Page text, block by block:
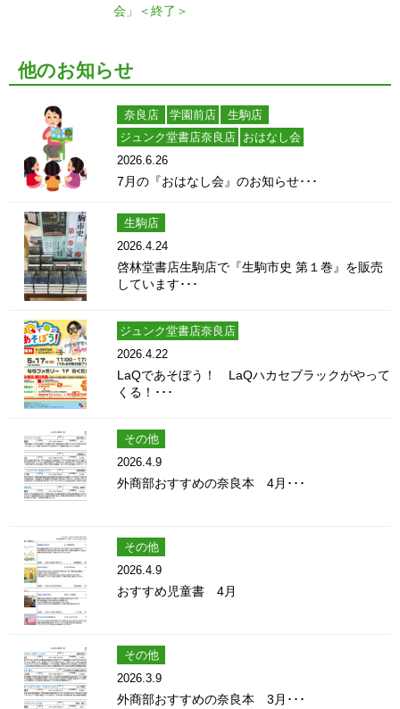
会」＜終了＞
他のお知らせ
奈良店 学園前店
生駒店
ジュンク堂書店奈良店 おはなし会
2026.6.26
7月の『おはなし会』のお知らせ･･･
生駒店
2026.4.24
啓林堂書店生駒店で『生駒市史 第１巻』を販売
しています･･･
ジュンク堂書店奈良店
2026.4.22
LaQであそぼう！ LaQハカセブラックがやって
くる！･･･
その他
2026.4.9
外商部おすすめの奈良本 4月･･･
その他
2026.4.9
おすすめ児童書 4月
その他
2026.3.9
外商部おすすめの奈良本 3月･･･